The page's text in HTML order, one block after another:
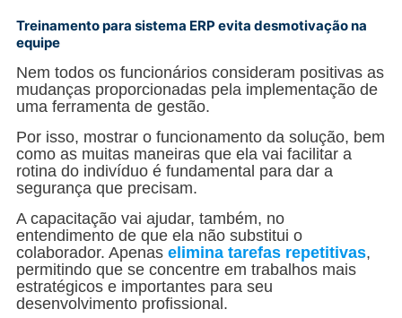
Treinamento para sistema ERP evita desmotivação na
equipe
Nem todos os funcionários consideram positivas as
mudanças proporcionadas pela implementação de
uma ferramenta de gestão.
Por isso, mostrar o funcionamento da solução, bem
como as muitas maneiras que ela vai facilitar a
rotina do indivíduo é fundamental para dar a
segurança que precisam.
A capacitação vai ajudar, também, no
entendimento de que ela não substitui o
colaborador. Apenas elimina tarefas repetitivas,
permitindo que se concentre em trabalhos mais
estratégicos e importantes para seu
desenvolvimento profissional.